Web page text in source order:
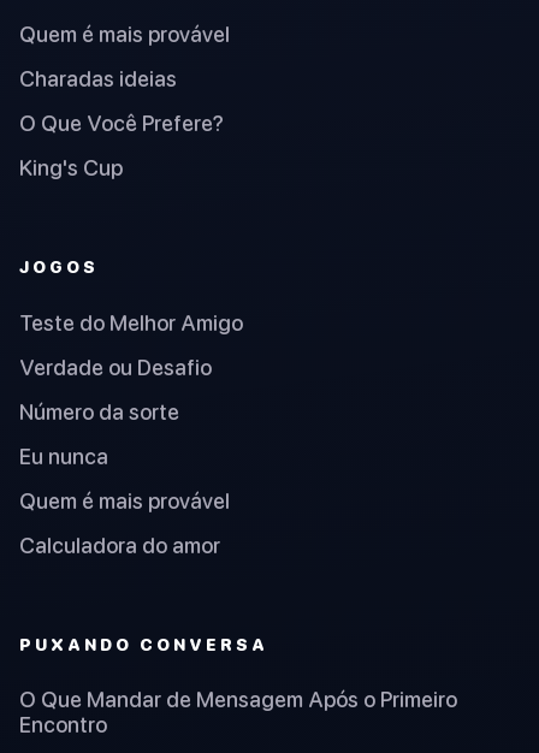
Quem é mais provável
Charadas ideias
O Que Você Prefere?
King's Cup
JOGOS
Teste do Melhor Amigo
Verdade ou Desafio
Número da sorte
Eu nunca
Quem é mais provável
Calculadora do amor
PUXANDO CONVERSA
O Que Mandar de Mensagem Após o Primeiro
Encontro